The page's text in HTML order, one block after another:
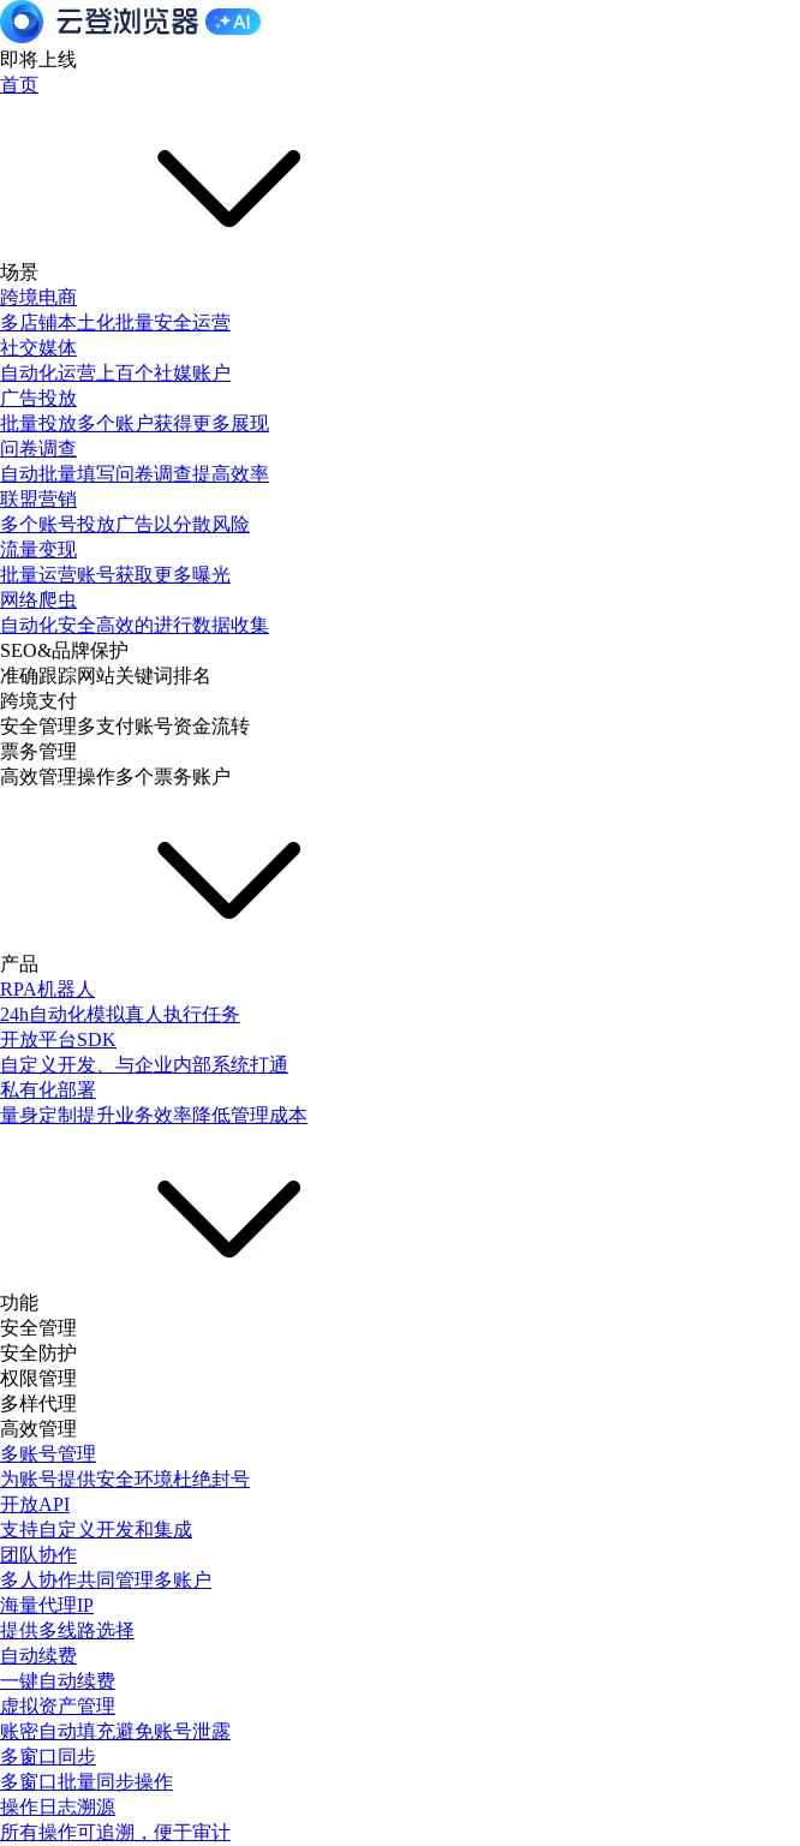
即将上线
首页
场景
跨境电商
多店铺本土化批量安全运营
社交媒体
自动化运营上百个社媒账户
广告投放
批量投放多个账户获得更多展现
问卷调查
自动批量填写问卷调查提高效率
联盟营销
多个账号投放广告以分散风险
流量变现
批量运营账号获取更多曝光
网络爬虫
自动化安全高效的进行数据收集
SEO&品牌保护
准确跟踪网站关键词排名
跨境支付
安全管理多支付账号资金流转
票务管理
高效管理操作多个票务账户
产品
RPA机器人
24h自动化模拟真人执行任务
开放平台SDK
自定义开发、与企业内部系统打通
私有化部署
量身定制提升业务效率降低管理成本
功能
安全管理
安全防护
权限管理
多样代理
高效管理
多账号管理
为账号提供安全环境杜绝封号
开放API
支持自定义开发和集成
团队协作
多人协作共同管理多账户
海量代理IP
提供多线路选择
自动续费
一键自动续费
虚拟资产管理
账密自动填充避免账号泄露
多窗口同步
多窗口批量同步操作
操作日志溯源
所有操作可追溯，便于审计